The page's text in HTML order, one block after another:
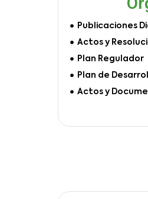
Publicaciones
Actos y
Plan Regulador
Plan de
Actos y